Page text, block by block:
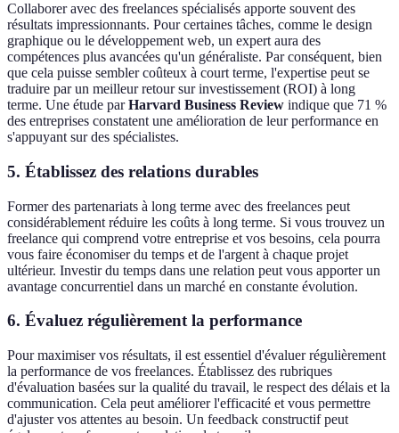
Collaborer avec des freelances spécialisés apporte souvent des
résultats impressionnants. Pour certaines tâches, comme le design
graphique ou le développement web, un expert aura des
compétences plus avancées qu'un généraliste. Par conséquent, bien
que cela puisse sembler coûteux à court terme, l'expertise peut se
traduire par un meilleur retour sur investissement (ROI) à long
terme. Une étude parHarvard Business Review indique que 71 %
des entreprises constatent une amélioration de leur performance en
s'appuyant sur des spécialistes.
5. Établissez des relations durables
Former des partenariats à long terme avec des freelances peut
considérablement réduire les coûts à long terme. Si vous trouvez un
freelance qui comprend votre entreprise et vos besoins, cela pourra
vous faire économiser du temps et de l'argent à chaque projet
ultérieur. Investir du temps dans une relation peut vous apporter un
avantage concurrentiel dans un marché en constante évolution.
6. Évaluez régulièrement la performance
Pour maximiser vos résultats, il est essentiel d'évaluer régulièrement
la performance de vos freelances. Établissez des rubriques
d'évaluation basées sur la qualité du travail, le respect des délais et la
communication. Cela peut améliorer l'efficacité et vous permettre
d'ajuster vos attentes au besoin. Un feedback constructif peut